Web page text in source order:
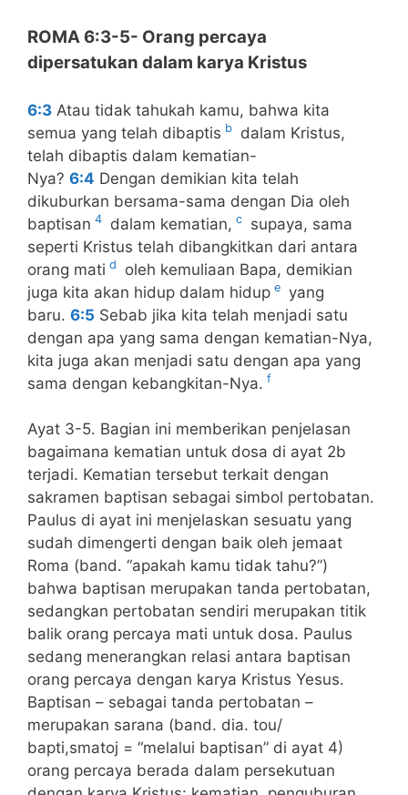
ROMA 6:3-5- Orang percaya
dipersatukan dalam karya Kristus
6:3 Atau tidak tahukah kamu, bahwa kita
semua yang telah dibaptis b
dalam Kristus,
telah dibaptis dalam kematian-
Nya? 6:4 Dengan demikian kita telah
dikuburkan bersama-sama dengan Dia oleh
baptisan 4 dalam kematian, c
supaya, sama
seperti Kristus telah dibangkitkan dari antara
orang mati d
oleh kemuliaan Bapa, demikian
juga kita akan hidup dalam hidup e yang
baru. 6:5 Sebab jika kita telah menjadi satu
dengan apa yang sama dengan kematian-Nya,
kita juga akan menjadi satu dengan apa yang
sama dengan kebangkitan-Nya. f
Ayat 3-5. Bagian ini memberikan penjelasan
bagaimana kematian untuk dosa di ayat 2b
terjadi. Kematian tersebut terkait dengan
sakramen baptisan sebagai simbol pertobatan.
Paulus di ayat ini menjelaskan sesuatu yang
sudah dimengerti dengan baik oleh jemaat
Roma (band. “apakah kamu tidak tahu?”)
bahwa baptisan merupakan tanda pertobatan,
sedangkan pertobatan sendiri merupakan titik
balik orang percaya mati untuk dosa. Paulus
sedang menerangkan relasi antara baptisan
orang percaya dengan karya Kristus Yesus.
Baptisan – sebagai tanda pertobatan –
merupakan sarana (band. dia. tou/
bapti,smatoj = “melalui baptisan” di ayat 4)
orang percaya berada dalam persekutuan